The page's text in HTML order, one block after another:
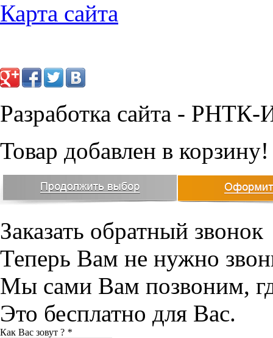
Карта сайта
Разработка сайта - РНТК-
Товар добавлен в корзину!
Заказать обратный звонок
Теперь Вам не нужно
Мы сами Вам позвоним,
Это бесплатно для Вас.
Как Вас зовут ? *